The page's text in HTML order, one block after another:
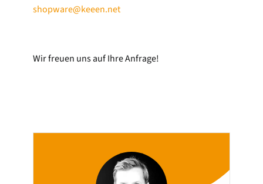
shopware@keeen.net
Wir freuen uns auf Ihre Anfrage!